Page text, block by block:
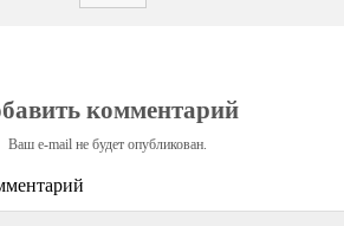
комментарий
Ваш e-mail не будет опубликован.